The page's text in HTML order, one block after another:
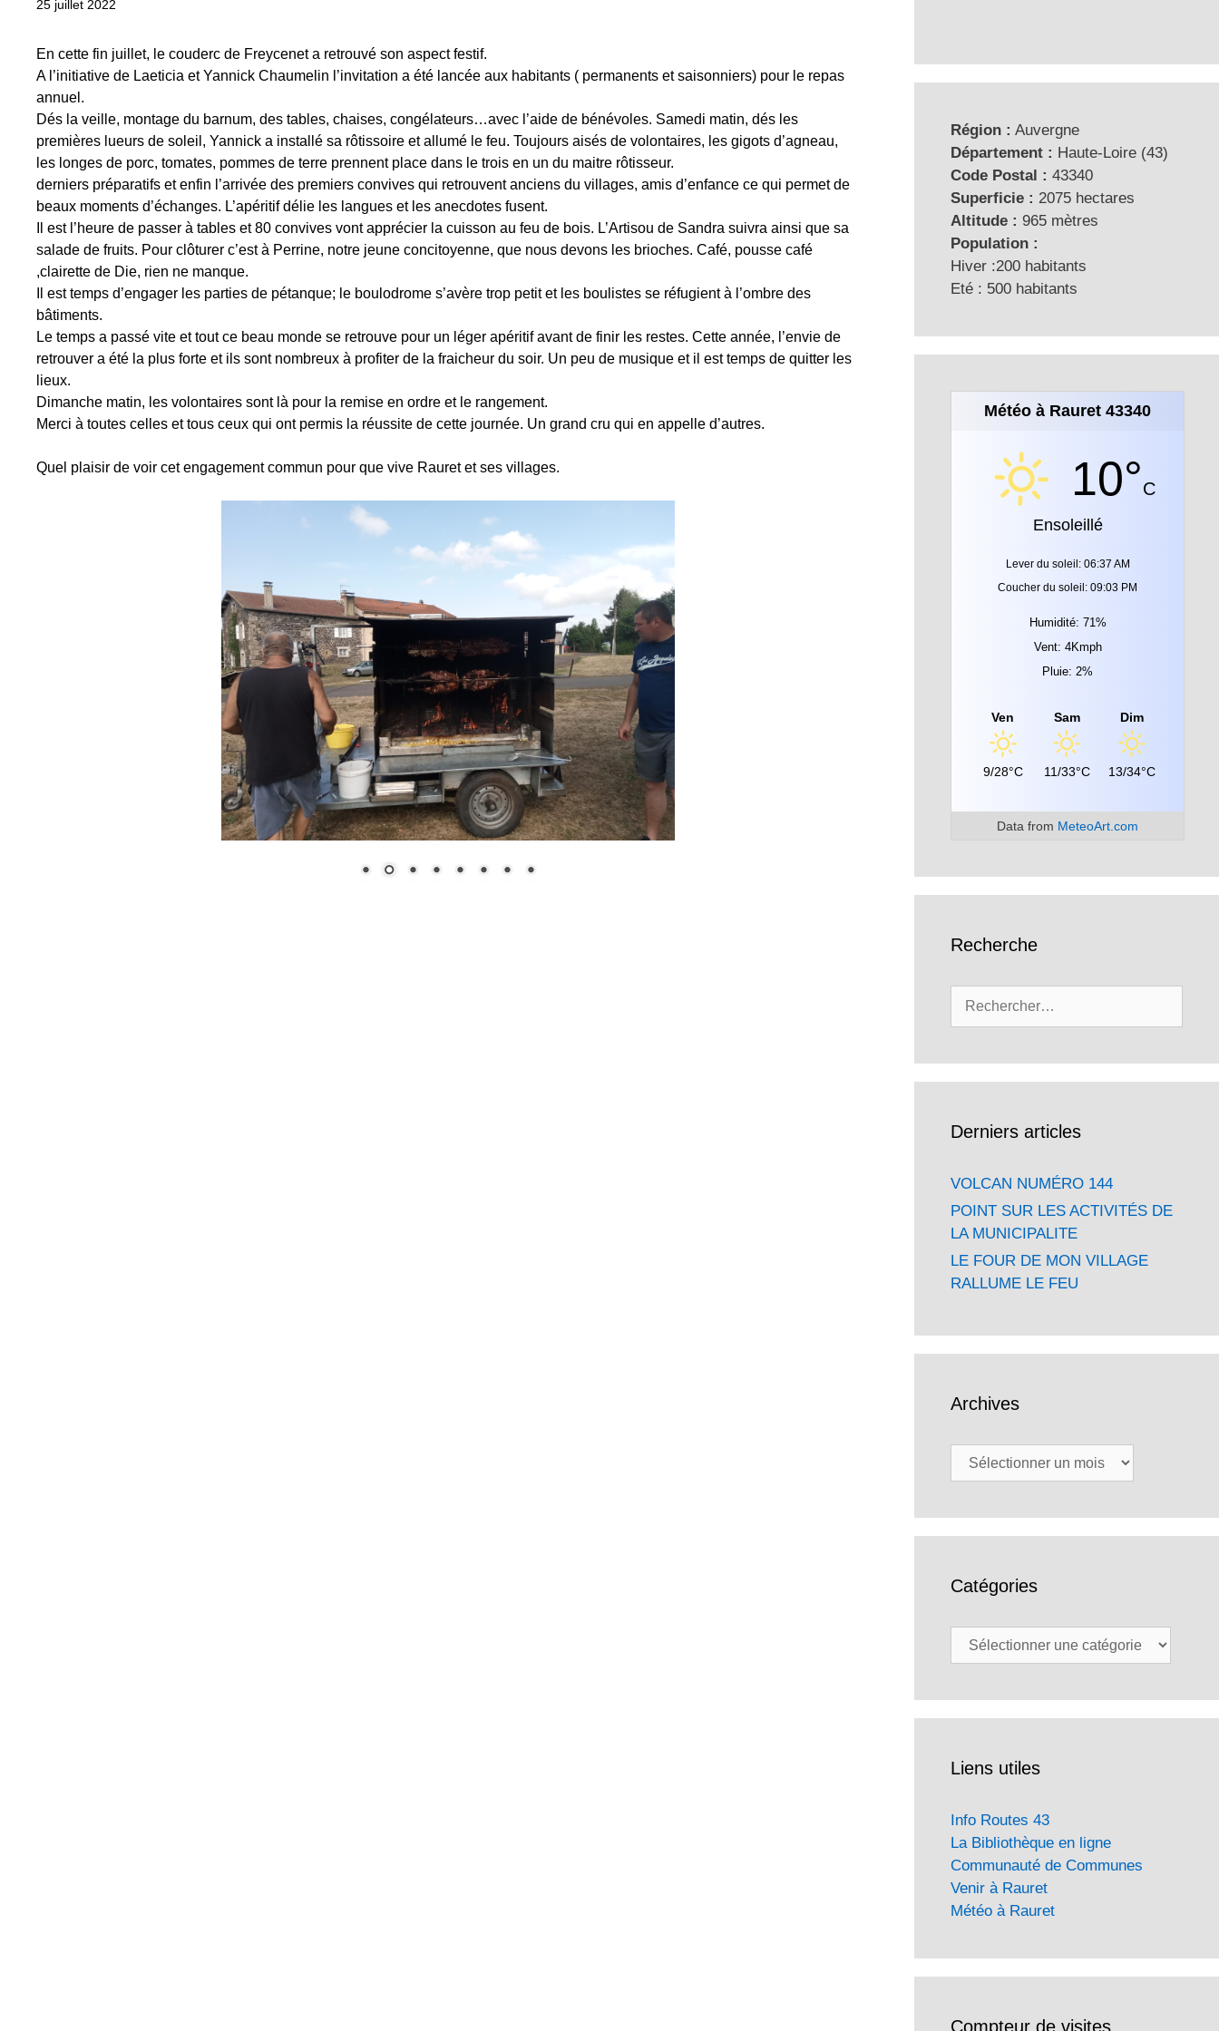
25 juillet 2022
En cette fin juillet, le couderc de Freycenet a retrouvé son aspect festif.
A l’initiative de Laeticia et Yannick Chaumelin l’invitation a été lancée aux habitants ( permanents et saisonniers) pour le repas
annuel.
Dés la veille, montage du barnum, des tables, chaises, congélateurs…avec l’aide de bénévoles. Samedi matin, dés les
premières lueurs de soleil, Yannick a installé sa rôtissoire et allumé le feu. Toujours aisés de volontaires, les gigots d’agneau,
les longes de porc, tomates, pommes de terre prennent place dans le trois en un du maitre rôtisseur.
derniers préparatifs et enfin l’arrivée des premiers convives qui retrouvent anciens du villages, amis d’enfance ce qui permet de
beaux moments d’échanges. L’apéritif délie les langues et les anecdotes fusent.
Il est l’heure de passer à tables et 80 convives vont apprécier la cuisson au feu de bois. L’Artisou de Sandra suivra ainsi que sa
salade de fruits. Pour clôturer c’est à Perrine, notre jeune concitoyenne, que nous devons les brioches. Café, pousse café
,clairette de Die, rien ne manque.
Il est temps d’engager les parties de pétanque; le boulodrome s’avère trop petit et les boulistes se réfugient à l’ombre des
bâtiments.
Le temps a passé vite et tout ce beau monde se retrouve pour un léger apéritif avant de finir les restes. Cette année, l’envie de
retrouver a été la plus forte et ils sont nombreux à profiter de la fraicheur du soir. Un peu de musique et il est temps de quitter les
lieux.
Dimanche matin, les volontaires sont là pour la remise en ordre et le rangement.
Merci à toutes celles et tous ceux qui ont permis la réussite de cette journée. Un grand cru qui en appelle d’autres.
Quel plaisir de voir cet engagement commun pour que vive Rauret et ses villages.
Région : Auvergne
Département : Haute-Loire (43)
Code Postal : 43340
Superficie : 2075 hectares
Altitude : 965 mètres
Population :
Hiver :200 habitants
Eté : 500 habitants
Météo à Rauret 43340
10°C
Ensoleillé
Lever du soleil: 06:37 AM
Coucher du soleil: 09:03 PM
Humidité: 71%
Vent: 4Kmph
Pluie: 2%
Ven
9/28°C
Sam
11/33°C
Dim
13/34°C
Data from MeteoArt.com
Recherche
Derniers articles
VOLCAN NUMÉRO 144
POINT SUR LES ACTIVITÉS DE
LA MUNICIPALITE
LE FOUR DE MON VILLAGE
RALLUME LE FEU
Archives
Archives
Catégories
Catégories
Liens utiles
Info Routes 43
La Bibliothèque en ligne
Communauté de Communes
Venir à Rauret
Météo à Rauret
Compteur de visites